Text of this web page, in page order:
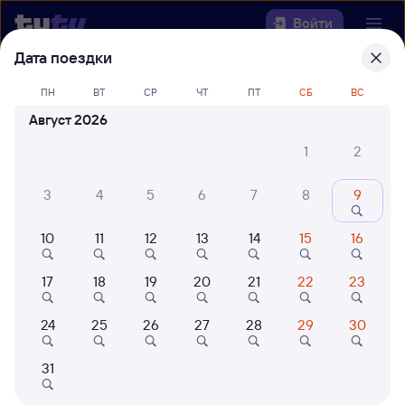
Войти
Выберите день, чтобы найтиж/д
билеты Залари — Саратов-1 Пасс.
Куда
Когда
Кто едет
Найти поезда
Дата поездки
ПН ВТ СР ЧТ ПТ СБ ВС
Август 2026
1
2
3 4 5 6 7 8 9
10 11 12 13 14 15 16
17 18 19 20 21 22 23
24 25 26 27 28 29 30
31